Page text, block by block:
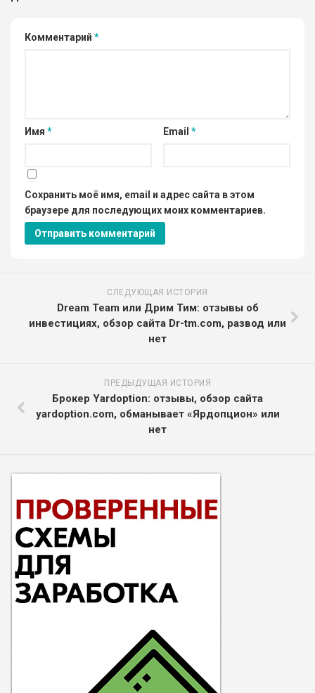
Комментарий *
Имя * Email *
Сохранить моё имя, email и адрес сайта в этом
браузере для последующих моих комментариев.
СЛЕДУЮЩАЯ ИСТОРИЯ
Dream Team или Дрим Тим: отзывы об
инвестициях, обзор сайта Dr-tm.com, развод или
нет
ПРЕДЫДУЩАЯ ИСТОРИЯ
Брокер Yardoption: отзывы, обзор сайта
yardoption.com, обманывает «Ярдопцион» или
нет